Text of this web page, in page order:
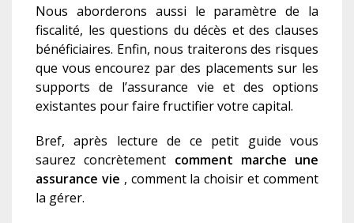
Nous aborderons aussi le paramètre de la
fiscalité, les questions du décès et des clauses
bénéficiaires. Enfin, nous traiterons des risques
que vous encourez par des placements sur les
supports de l’assurance vie et des options
existantes pour faire fructifier votre capital.
Bref, après lecture de ce petit guide vous
saurez concrètement comment marche une
assurance vie , comment la choisir et comment
la gérer.